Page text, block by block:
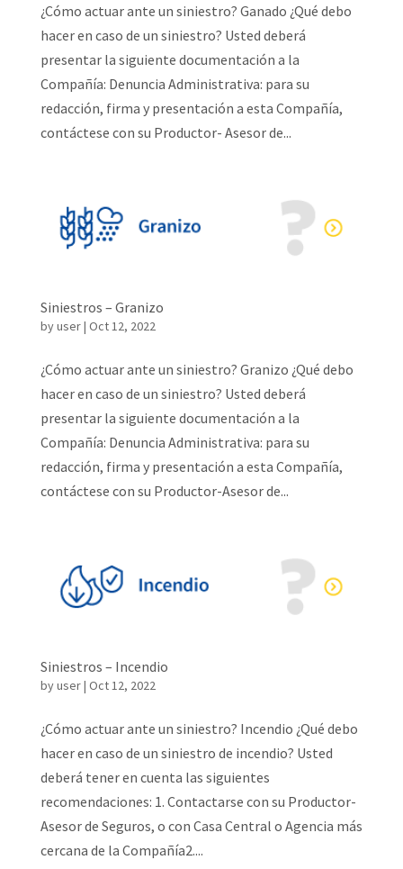
¿Cómo actuar ante un siniestro? Ganado ¿Qué debo
hacer en caso de un siniestro? Usted deberá
presentar la siguiente documentación a la
Compañía: Denuncia Administrativa: para su
redacción, firma y presentación a esta Compañía,
contáctese con su Productor- Asesor de...
Siniestros – Granizo
byuser| Oct 12, 2022
¿Cómo actuar ante un siniestro? Granizo ¿Qué debo
hacer en caso de un siniestro? Usted deberá
presentar la siguiente documentación a la
Compañía: Denuncia Administrativa: para su
redacción, firma y presentación a esta Compañía,
contáctese con su Productor-Asesor de...
Siniestros – Incendio
byuser| Oct 12, 2022
¿Cómo actuar ante un siniestro? Incendio ¿Qué debo
hacer en caso de un siniestro de incendio? Usted
deberá tener en cuenta las siguientes
recomendaciones: 1. Contactarse con su Productor-
Asesor de Seguros, o con Casa Central o Agencia más
cercana de la Compañía2....